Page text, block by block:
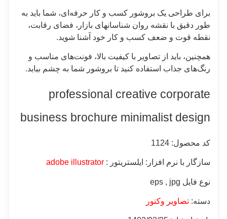
برای طراحی یک بروشور کسب و کار حرفه‌ای، شما باید به
طور دقیق با نقشه روان شناسانهای بازار، فضای رقابت،
نقطه قوت و ضعف کسب و کار خود آشنا شوید.
همچنین، باید از تصاویر با کیفیت بالا، فونت‌های مناسب و
رنگ‌های جذاب استفاده کنید تا بروشور شما به چشم بیاید.
professional creative corporate
business brochure minimalist design
کد محصول: 1124
سازگار با نرم افزار: ایلستریتور : adobe illustrator
نوع فایل eps , jpg
دسته: تصاویر وکتور